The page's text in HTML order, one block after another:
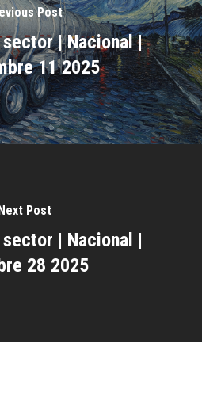
Post
| Nacional |
11 2025
Post
| Nacional |
28 2025